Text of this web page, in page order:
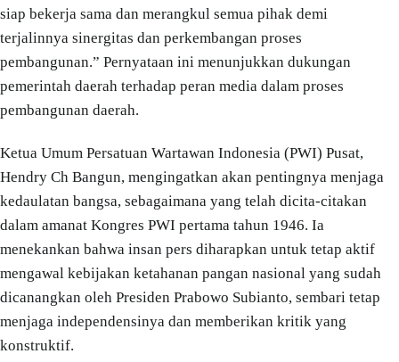
siap bekerja sama dan merangkul semua pihak demi
terjalinnya sinergitas dan perkembangan proses
pembangunan.” Pernyataan ini menunjukkan dukungan
pemerintah daerah terhadap peran media dalam proses
pembangunan daerah.
Ketua Umum Persatuan Wartawan Indonesia (PWI) Pusat,
Hendry Ch Bangun, mengingatkan akan pentingnya menjaga
kedaulatan bangsa, sebagaimana yang telah dicita-citakan
dalam amanat Kongres PWI pertama tahun 1946. Ia
menekankan bahwa insan pers diharapkan untuk tetap aktif
mengawal kebijakan ketahanan pangan nasional yang sudah
dicanangkan oleh Presiden Prabowo Subianto, sembari tetap
menjaga independensinya dan memberikan kritik yang
konstruktif.